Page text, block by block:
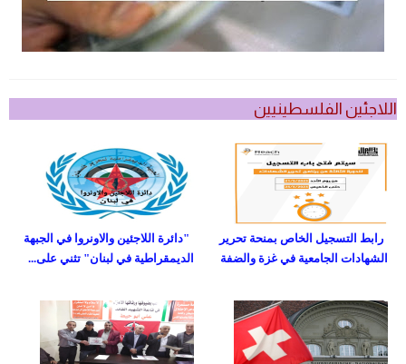
اللاجئين الفلسطينيين
"دائرة اللاجئين والاونروا في الجبهة
الديمقراطية في لبنان" تثني على...
رابط التسجيل الخاص بمنحة تحرير
الشهادات الجامعية في غزة والضفة